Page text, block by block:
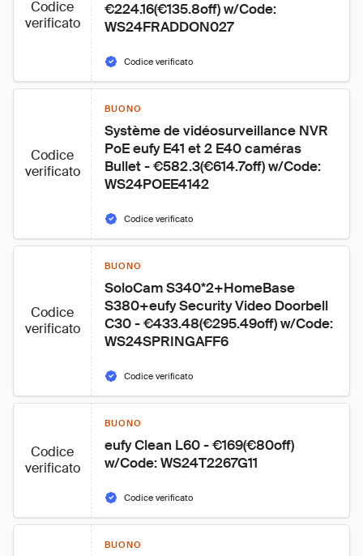
Codice
verificato
€224.16(€135.8off) w/Code:
WS24FRADDON027
Codice verificato
Codice
verificato
BUONO
Système de vidéosurveillance NVR
PoE eufy E41 et 2 E40 caméras
Bullet - €582.3(€614.7off) w/Code:
WS24POEE4142
Codice verificato
Codice
verificato
BUONO
SoloCam S340*2+HomeBase
S380+eufy Security Video Doorbell
C30 - €433.48(€295.49off) w/Code:
WS24SPRINGAFF6
Codice verificato
Codice
verificato
BUONO
eufy Clean L60 - €169(€80off)
w/Code: WS24T2267G11
Codice verificato
BUONO